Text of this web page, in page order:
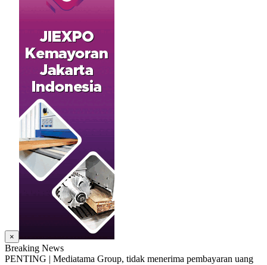
×
Breaking News
PENTING | Mediatama Group, tidak menerima pembayaran uang